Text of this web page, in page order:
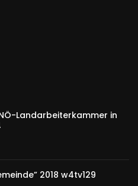
Landarbeiterkammer in
2018 w4tv129